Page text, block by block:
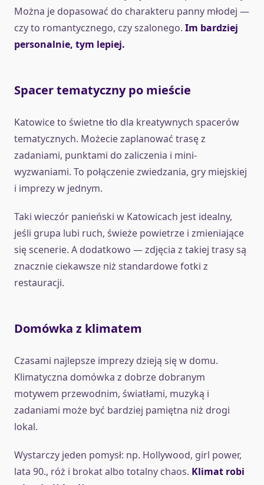
Można je dopasować do charakteru panny młodej —
czy to romantycznego, czy szalonego. Im bardziej
personalnie, tym lepiej.
Spacer tematyczny po mieście
Katowice to świetne tło dla kreatywnych spacerów
tematycznych. Możecie zaplanować trasę z
zadaniami, punktami do zaliczenia i mini-
wyzwaniami. To połączenie zwiedzania, gry miejskiej
i imprezy w jednym.
Taki wieczór panieński w Katowicach jest idealny,
jeśli grupa lubi ruch, świeże powietrze i zmieniające
się scenerie. A dodatkowo — zdjęcia z takiej trasy są
znacznie ciekawsze niż standardowe fotki z
restauracji.
Domówka z klimatem
Czasami najlepsze imprezy dzieją się w domu.
Klimatyczna domówka z dobrze dobranym
motywem przewodnim, światłami, muzyką i
zadaniami może być bardziej pamiętna niż drogi
lokal.
Wystarczy jeden pomysł: np. Hollywood, girl power,
lata 90., róż i brokat albo totalny chaos. Klimat robi